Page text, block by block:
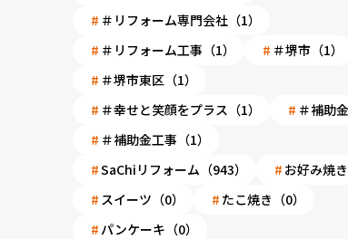
＃リフォーム専門会社（1）
＃リフォーム工事（1）
＃堺市（1）
＃堺市東区（1）
＃幸せと笑顔をプラス（1）
＃補助
＃補助金工事（1）
SaChiリフォーム（943）
お好み焼き
スイーツ（0）
たこ焼き（0）
パンケーキ（0）